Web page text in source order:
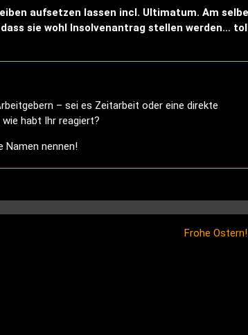
aufsetzen lassen incl. Ultimatum. Am
sie wohl Insolvenantrag stellen werden…
– sei es Zeitarbeit oder eine direkte
habt Ihr reagiert?
Namen nennen!
Frohe Ostern!